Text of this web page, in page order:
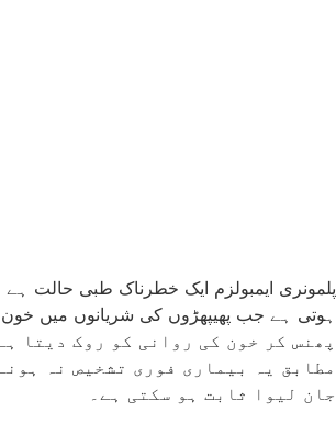
پلمونری ایمبولزم ایک خطرناک طبی حالت
پھنس کر خون کی روانی کو روک دیتا
مطابق یہ بیماری فوری تشخیص نہ
جان لیوا ثابت ہو سکتی ہے۔